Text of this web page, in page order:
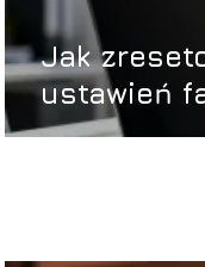
Jak
ustawień